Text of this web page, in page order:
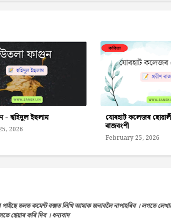
শ্বহিদুল ইছলাম
2026
যোৰহাট কলেজৰ
ৰাজবংশী
February 25, 2026
তলত কমেন্ট বক্সত লিখি আমাক জনাবলৈ নাপাহৰিব । লগতে
কৰি দিব । ধন্যবাদ